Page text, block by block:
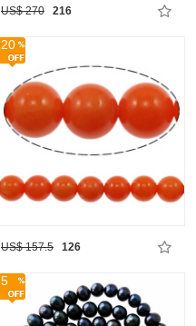
US$ 270 216
20
US$ 157.5 126
5